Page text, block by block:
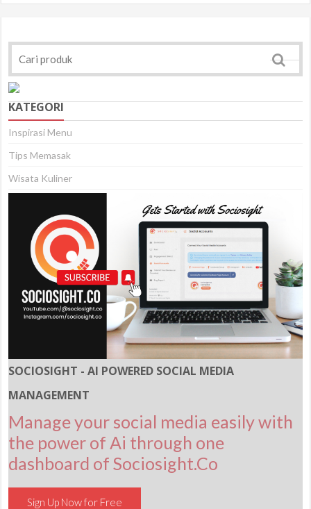
KATEGORI
Inspirasi Menu
Tips Memasak
Wisata Kuliner
SOCIOSIGHT - AI POWERED SOCIAL MEDIA
MANAGEMENT
Manage your social media easily with
the power of Ai through one
dashboard of Sociosight.Co
Sign Up Now for Free